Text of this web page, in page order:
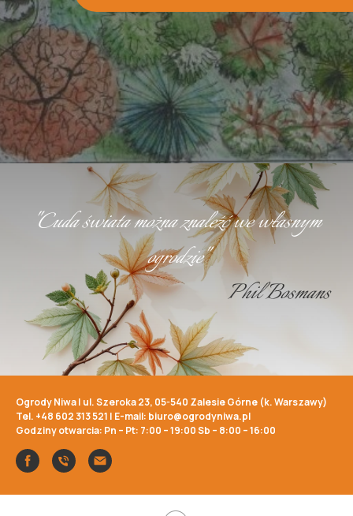
"Cuda świata można znaleźć we własnym
ogrodzie"
Phil Bosmans
Ogrody Niwa | ul. Szeroka 23, 05-540 Zalesie Górne (k. Warszawy)
Tel. +48 602 313 521 | E-mail: biuro@ogrodyniwa.pl
Godziny otwarcia: Pn – Pt: 7:00 – 19:00 Sb – 8:00 – 16:00